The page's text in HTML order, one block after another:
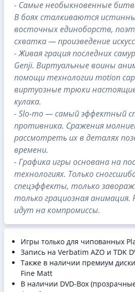
- Самые необыкновенные
В боях сталкиваются
восточных единоборств,
схватка — произведение
- Живая грация последних
Genji. Виртуальные воины
помощи технологии motion
виртуозные трюки
кулака.
- Slo-mo — самый эффектный
противника. Сражения
рассмотреть их в деталях
времени.
- Графика игры основана на
технологиях. Только
спецэффекты, только
только грациозная анимация.
идут на компромиссы.
Игры только для чипованных
Запись на Verbatim AZO и TDK
Также в наличии премиум диски
Fine Matt
В наличии DVD-Box